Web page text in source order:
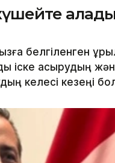
күшейте
белгіленген
іске асырудың
келесі кезеңі